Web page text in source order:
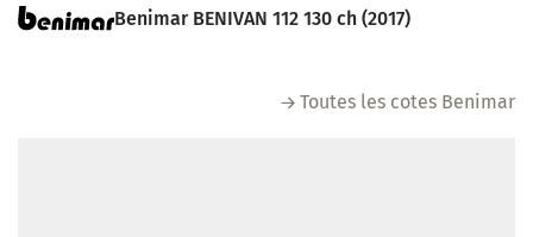
Benimar BENIVAN 112 130 ch (2017)
Toutes les cotes Benimar